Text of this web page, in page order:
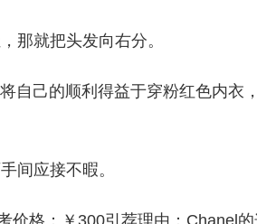
那就把头发向右分。
自己的顺利得益于穿粉红色内衣
间应接不暇。
价格：￥300引荐理由：Chanel